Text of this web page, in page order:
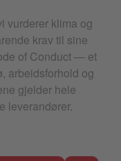
vurderer klima og
krav til sine
of Conduct — et
arbeidsforhold og
gjelder hele
leverandører.